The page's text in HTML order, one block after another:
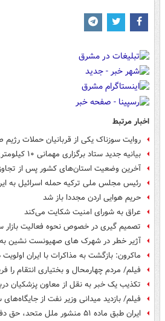
اخبار مرتبط
روایت سوزناک یکی‌ از قربانیان حملات رژیم
بیانیه جدید ستاد برگزاری مهمانی ۱۰ کیلومتری عید غدیر
آخرین وضعیت استان‌های کشور پس از
رئیس مجلس ملی ترکیه حمله اسرائیل به
حریم هوایی اردن مجددا باز شد
عراق به شورای امنیت شکایت می‌کند
تصمیم گیری در خصوص نحوه فعالیت بازار
آژیر خطر در شهرک های صهیونست نشین
ماکرون: بازگشت به مذاکرات با ایران اولویت
فیلم/ مردم چهارمحال و بختیاری انتقام را
تکذیب یک خبر به نقل از معاون پزشکیان
فیلم/ بازدید میدانی وزیر نفت از
ایران طبق ماده ۵۱ منشور ملل متحد، حق دفاع مشروع دارد